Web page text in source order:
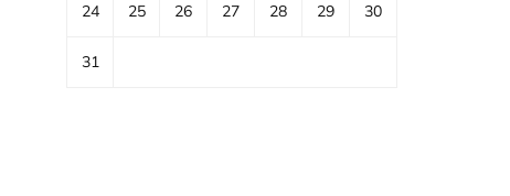
24 25 26 27 28 29 30
31